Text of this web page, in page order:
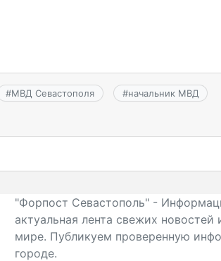
#МВД Севастополя #начальник МВД
"Форпост Севастополь" -
актуальная лента свежих
мире. Публикуем проверенную
городе.